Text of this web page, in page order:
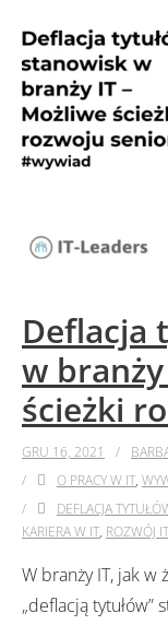
Deflacja
w
ścieżki
GRU 16, 2021
O PRACY W IT,
DEFLACJA
KARIERA W IT, ROZWÓJ IT
W branży IT, jak w
„deflacją tytułów”